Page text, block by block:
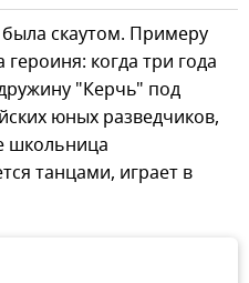
скаутом. Примеру
когда три года
"Керчь" под
юных разведчиков,
школьница
танцами, играет в